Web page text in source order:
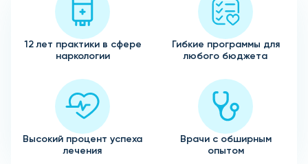
12 лет практики в сфере
наркологии
Гибкие программы для
любого бюджета
Высокий процент успеха
лечения
Врачи с обширным
опытом